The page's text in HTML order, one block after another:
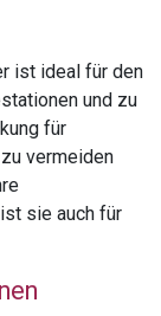
ist ideal für den
und zu
für
vermeiden
sie auch für